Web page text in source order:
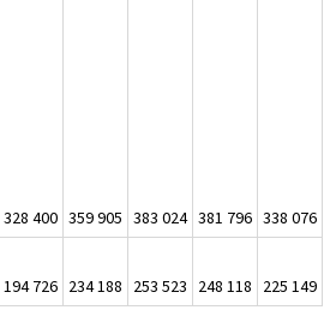
328 400 359 905 383 024 381 796 338 076
194 726 234 188 253 523 248 118 225 149